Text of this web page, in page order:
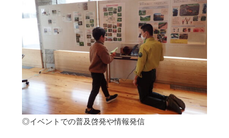
◎イベントでの普及啓発や情報発信